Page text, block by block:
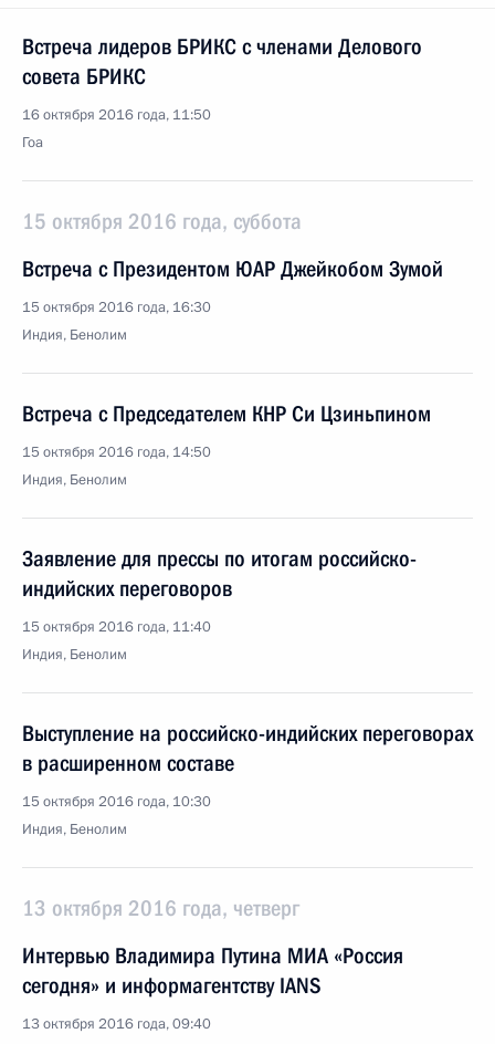
Встреча лидеров БРИКС с членами Делового
совета БРИКС
16 октября 2016 года, 11:50
Гоа
15 октября 2016 года, суббота
Встреча с Президентом ЮАР Джейкобом Зумой
15 октября 2016 года, 16:30
Индия, Бенолим
Встреча с Председателем КНР Си Цзиньпином
15 октября 2016 года, 14:50
Индия, Бенолим
Заявление для прессы по итогам российско-
индийских переговоров
15 октября 2016 года, 11:40
Индия, Бенолим
Выступление на российско-индийских переговорах
в расширенном составе
15 октября 2016 года, 10:30
Индия, Бенолим
13 октября 2016 года, четверг
Интервью Владимира Путина МИА «Россия
сегодня» и информагентству IANS
13 октября 2016 года, 09:40